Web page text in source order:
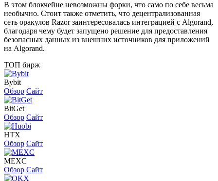
В этом блокчейне невозможны форки, что само по себе весьма
необычно. Стоит также отметить, что децентрализованная
сеть оракулов Razor заинтересовалась интеграцией с Algorand,
благодаря чему будет запущено решение для предоставления
безопасных данных из внешних источников для приложений
на Algorand.
ТОП бирж
Bybit
Обзор Сайт
BitGet
Обзор Сайт
HTX
Обзор Сайт
MEXC
Обзор Сайт